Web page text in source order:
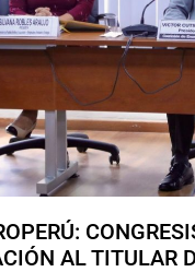
AL TITULAR